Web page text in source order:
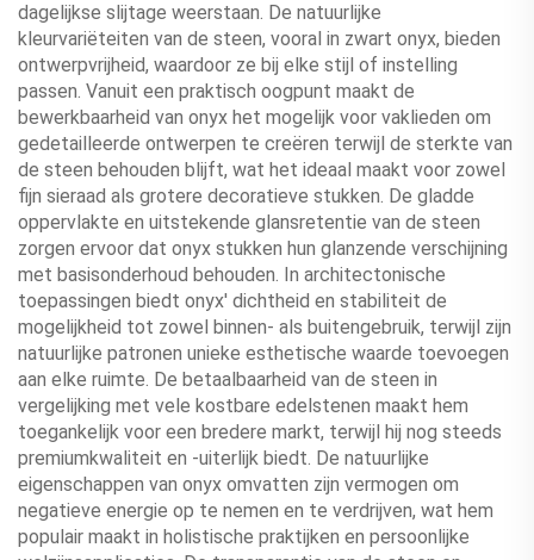
dagelijkse slijtage weerstaan. De natuurlijke
kleurvariëteiten van de steen, vooral in zwart onyx, bieden
ontwerpvrijheid, waardoor ze bij elke stijl of instelling
passen. Vanuit een praktisch oogpunt maakt de
bewerkbaarheid van onyx het mogelijk voor vaklieden om
gedetailleerde ontwerpen te creëren terwijl de sterkte van
de steen behouden blijft, wat het ideaal maakt voor zowel
fijn sieraad als grotere decoratieve stukken. De gladde
oppervlakte en uitstekende glansretentie van de steen
zorgen ervoor dat onyx stukken hun glanzende verschijning
met basisonderhoud behouden. In architectonische
toepassingen biedt onyx' dichtheid en stabiliteit de
mogelijkheid tot zowel binnen- als buitengebruik, terwijl zijn
natuurlijke patronen unieke esthetische waarde toevoegen
aan elke ruimte. De betaalbaarheid van de steen in
vergelijking met vele kostbare edelstenen maakt hem
toegankelijk voor een bredere markt, terwijl hij nog steeds
premiumkwaliteit en -uiterlijk biedt. De natuurlijke
eigenschappen van onyx omvatten zijn vermogen om
negatieve energie op te nemen en te verdrijven, wat hem
populair maakt in holistische praktijken en persoonlijke